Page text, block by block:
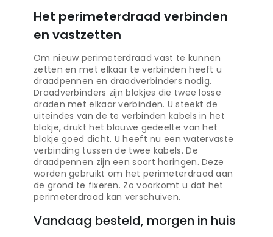
Het perimeterdraad verbinden
en vastzetten
Om nieuw perimeterdraad vast te kunnen
zetten en met elkaar te verbinden heeft u
draadpennen en draadverbinders nodig.
Draadverbinders zijn blokjes die twee losse
draden met elkaar verbinden. U steekt de
uiteindes van de te verbinden kabels in het
blokje, drukt het blauwe gedeelte van het
blokje goed dicht. U heeft nu een watervaste
verbinding tussen de twee kabels. De
draadpennen zijn een soort haringen. Deze
worden gebruikt om het perimeterdraad aan
de grond te fixeren. Zo voorkomt u dat het
perimeterdraad kan verschuiven.
Vandaag besteld, morgen in huis